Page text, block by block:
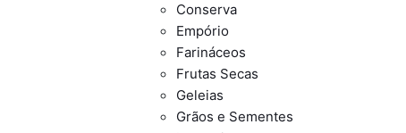
Conserva
Empório
Farináceos
Frutas Secas
Geleias
Grãos e Sementes